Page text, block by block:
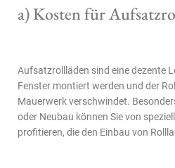
a) Kosten für
Aufsatzrollläden sind eine dezente
Fenster montiert werden und der
Mauerwerk verschwindet.
oder Neubau können Sie von
profitieren, die den Einbau von